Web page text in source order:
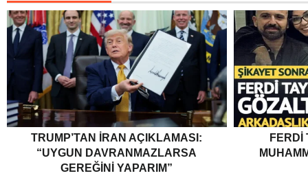
TRUMP’TAN İRAN AÇIKLAMASI:
“UYGUN DAVRANMAZLARSA
GEREĞINI YAPARIM”
FERDI